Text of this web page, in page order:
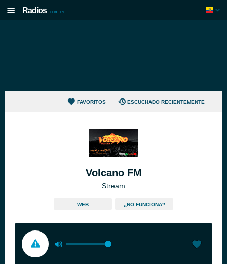
Radios .com.ec
FAVORITOS ESCUCHADO RECIENTEMENTE
Volcano FM
Stream
WEB ¿NO FUNCIONA?